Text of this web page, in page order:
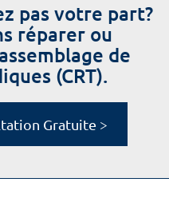
pas votre part?
réparer ou
de
(CRT).
Gratuite >